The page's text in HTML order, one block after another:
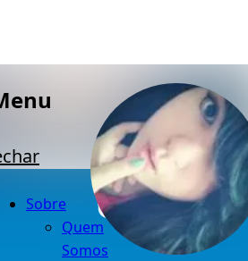
Sobre
Quem
Somos